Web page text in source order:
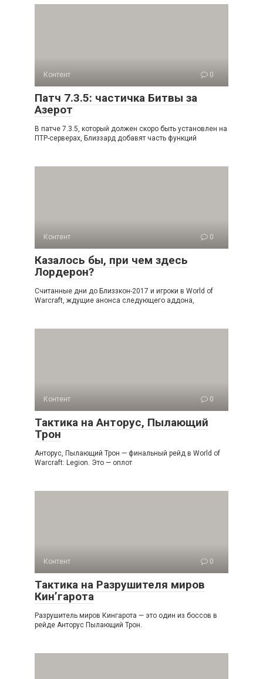
Контент 0
Патч 7.3.5: частичка Битвы за
Азерот
В патче 7.3.5, который должен скоро быть установлен на
ПТР-серверах, Близзард добавят часть функций
Контент 0
Казалось бы, при чем здесь
Лордерон?
Считанные дни до Близзкон-2017 и игроки в World of
Warcraft, ждущие анонса следующего аддона,
Контент 0
Тактика на Анторус, Пылающий
Трон
Анторус, Пылающий Трон — финальный рейд в World of
Warcraft: Legion. Это — оплот
Контент 0
Тактика на Разрушителя миров
Кин’гарота
Разрушитель миров Кингарота — это один из боссов в
рейде Анторус Пылающий Трон.